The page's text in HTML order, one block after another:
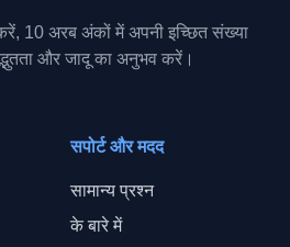
10 अरब अंकों में अपनी इच्छित संख्या
और जादू का अनुभव करें।
सपोर्ट और मदद
सामान्य प्रश्न
के बारे में